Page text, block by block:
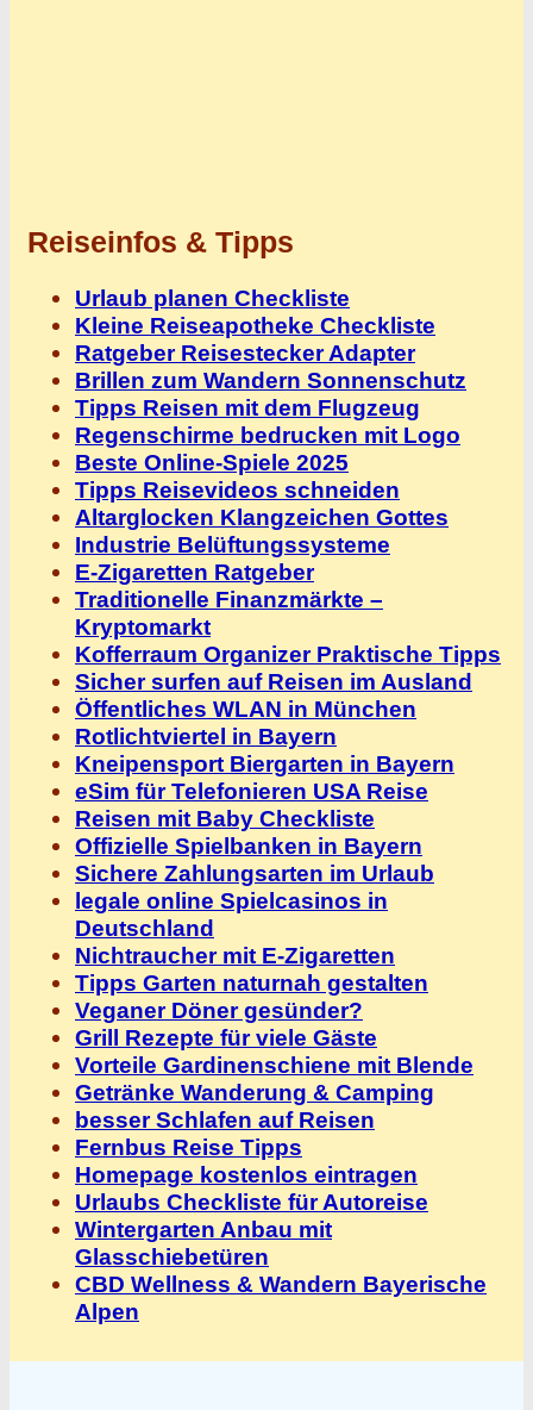
Reiseinfos & Tipps
Urlaub planen Checkliste
Kleine Reiseapotheke Checkliste
Ratgeber Reisestecker Adapter
Brillen zum Wandern Sonnenschutz
Tipps Reisen mit dem Flugzeug
Regenschirme bedrucken mit Logo
Beste Online-Spiele 2025
Tipps Reisevideos schneiden
Altarglocken Klangzeichen Gottes
Industrie Belüftungssysteme
E-Zigaretten Ratgeber
Traditionelle Finanzmärkte –
Kryptomarkt
Kofferraum Organizer Praktische Tipps
Sicher surfen auf Reisen im Ausland
Öffentliches WLAN in München
Rotlichtviertel in Bayern
Kneipensport Biergarten in Bayern
eSim für Telefonieren USA Reise
Reisen mit Baby Checkliste
Offizielle Spielbanken in Bayern
Sichere Zahlungsarten im Urlaub
legale online Spielcasinos in
Deutschland
Nichtraucher mit E-Zigaretten
Tipps Garten naturnah gestalten
Veganer Döner gesünder?
Grill Rezepte für viele Gäste
Vorteile Gardinenschiene mit Blende
Getränke Wanderung & Camping
besser Schlafen auf Reisen
Fernbus Reise Tipps
Homepage kostenlos eintragen
Urlaubs Checkliste für Autoreise
Wintergarten Anbau mit
Glasschiebetüren
CBD Wellness & Wandern Bayerische
Alpen